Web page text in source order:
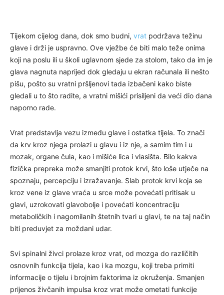
Tijekom cijelog dana, dok smo budni, vrat podržava težinu
glave i drži je uspravno. Ove vježbe će biti malo teže onima
koji na poslu ili u školi uglavnom sjede za stolom, tako da im je
glava nagnuta naprijed dok gledaju u ekran računala ili nešto
pišu, pošto su vratni pršljenovi tada izbačeni kako biste
gledali u to što radite, a vratni mišići prisiljeni da veći dio dana
naporno rade.
Vrat predstavlja vezu između glave i ostatka tijela. To znači
da krv kroz njega prolazi u glavu i iz nje, a samim tim i u
mozak, organe čula, kao i mišiće lica i vlasišta. Bilo kakva
fizička prepreka može smanjiti protok krvi, što loše utječe na
spoznaju, percepciju i izražavanje. Slab protok krvi koja se
kroz vene iz glave vraća u srce može povećati pritisak u
glavi, uzrokovati glavobolje i povećati koncentraciju
metaboličkih i nagomilanih štetnih tvari u glavi, te na taj način
biti preduvjet za moždani udar.
Svi spinalni živci prolaze kroz vrat, od mozga do različitih
osnovnih funkcija tijela, kao i ka mozgu, koji treba primiti
informacije o tijelu i brojnim faktorima iz okruženja. Smanjen
prijenos živčanih impulsa kroz vrat može ometati funkcije